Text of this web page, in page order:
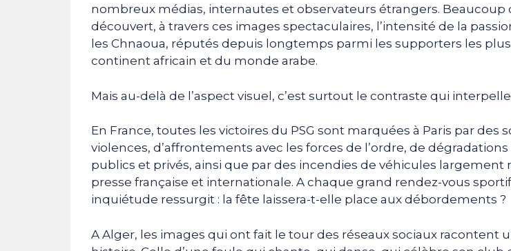
nombreux médias, internautes et observateurs étrangers. Beaucoup
découvert, à travers ces images spectaculaires, l’intensité de la
les Chnaoua, réputés depuis longtemps parmi les supporters les
continent africain et du monde arabe.
Mais au-delà de l’aspect visuel, c’est surtout le contraste qui
En France, toutes les victoires du PSG sont marquées à Paris par des
violences, d’affrontements avec les forces de l’ordre, de
publics et privés, ainsi que par des incendies de véhicules largement
presse française et internationale. A chaque grand rendez-vous
inquiétude ressurgit : la fête laissera-t-elle place aux débordements ?
A Alger, les images qui ont fait le tour des réseaux sociaux racontent